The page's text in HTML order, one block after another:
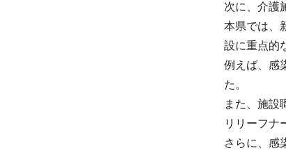
次に、介護
本県では、
設に重点的
例えば、感
た。
また、施設
リリーフナ
さらに、感